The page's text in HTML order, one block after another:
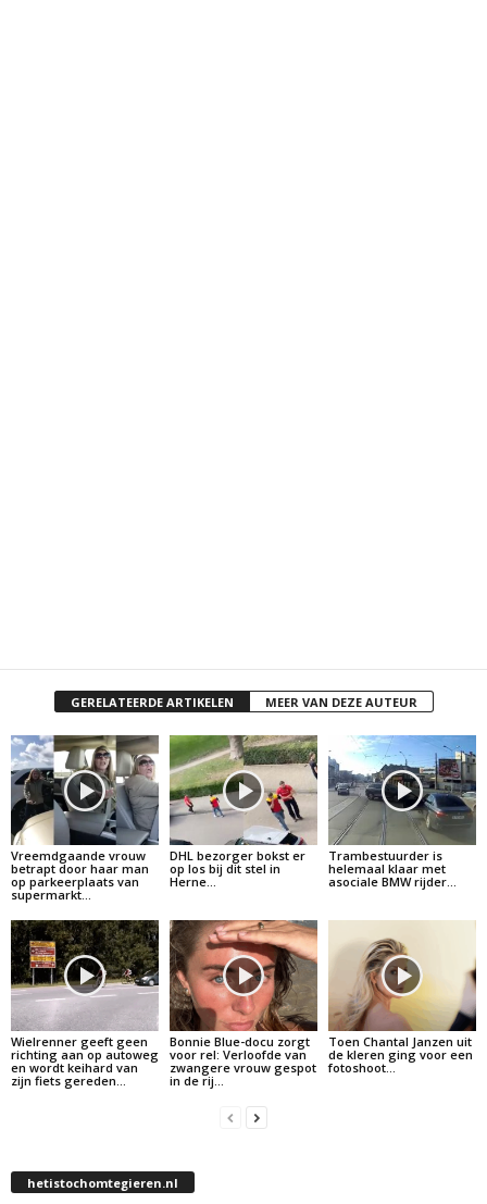
GERELATEERDE ARTIKELEN MEER VAN DEZE AUTEUR
Vreemdgaande vrouw
betrapt door haar man
op parkeerplaats van
supermarkt…
DHL bezorger bokst er
op los bij dit stel in
Herne…
Trambestuurder is
helemaal klaar met
asociale BMW rijder…
Wielrenner geeft geen
richting aan op autoweg
en wordt keihard van
zijn fiets gereden…
Bonnie Blue-docu zorgt
voor rel: Verloofde van
zwangere vrouw gespot
in de rij…
Toen Chantal Janzen uit
de kleren ging voor een
fotoshoot…
hetistochomtegieren.nl